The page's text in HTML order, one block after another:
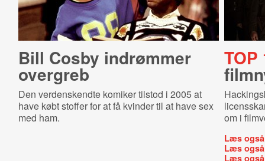
Bill Cosby indrømmer
overgreb
Den verdenskendte komiker tilstod i 2005 at
have købt stoffer for at få kvinder til at have sex
med ham.
TOP
om i
Læs
Læs
Læs